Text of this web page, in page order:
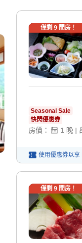
僅剩 9間房！
Seasonal Sale
快閃優惠券
房價： 1 晚 |
使用優惠券以享
僅剩 9間房！